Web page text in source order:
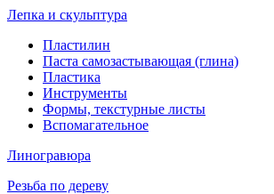
Лепка и скульптура
Пластилин
Паста самозастывающая (глина)
Пластика
Инструменты
Формы, текстурные листы
Вспомагательное
Линогравюра
Резьба по дереву